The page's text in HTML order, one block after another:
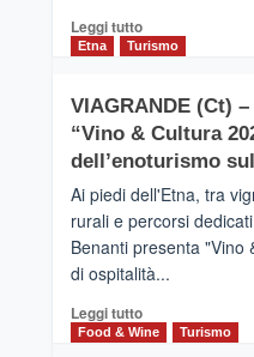
di
Airbnb.
la
Valle
Alcantara
nei
primi
classifica
siciliana
Leggi tuttoLeggi
di
IL
SAN
DOMENICO
TAORMINA,
UN
HOTEL
FOUR
PRESENTA
IL
Etna Turismo
VIAGRANDE (Ct)
“Vino & Cultura
dell’enoturismo
Ai piedi dell'Etna, tra
rurali e percorsi
Benanti presenta "Vino
di ospitalità...
Leggi tuttoLeggi
di
Food & Wine Turismo